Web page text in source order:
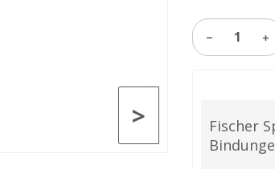
>
1
Fischer